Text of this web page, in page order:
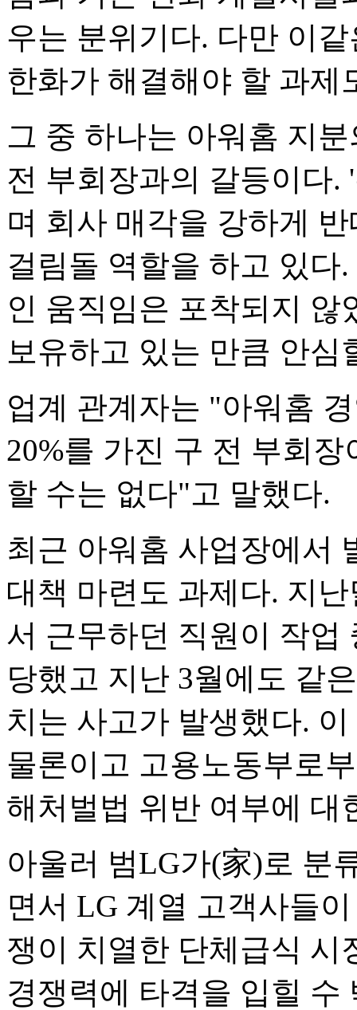
우는 분위기다. 다만 이
한화가 해결해야 할 과제
그 중 하나는 아워홈 지
전 부회장과의 갈등이다.
며 회사 매각을 강하게
걸림돌 역할을 하고 있다
인 움직임은 포착되지 않
보유하고 있는 만큼 안심
업계 관계자는 "아워홈
20%를 가진 구 전 부회
할 수는 없다"고 말했다.
최근 아워홈 사업장에서
대책 마련도 과제다. 지
서 근무하던 직원이 작업
당했고 지난 3월에도 같
치는 사고가 발생했다.
물론이고 고용노동부로
해처벌법 위반 여부에 대
아울러 범LG가(家)로 분
면서 LG 계열 고객사들
쟁이 치열한 단체급식 시
경쟁력에 타격을 입힐 수